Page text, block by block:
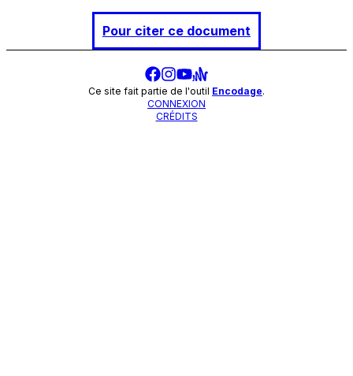
Pour citer ce document
Ce site fait partie de l'outil Encodage.
CONNEXION
CRÉDITS